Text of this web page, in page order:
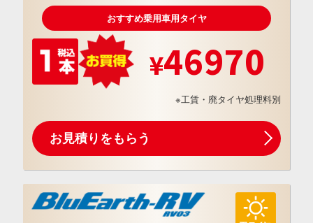
おすすめ乗用車用タイヤ
46970
※工賃・廃タイヤ処理料別
お見積りをもらう